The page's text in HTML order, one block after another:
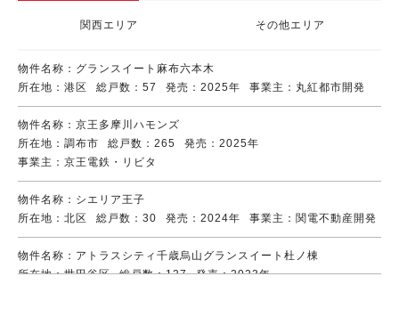
関西エリア その他エリア
グランスイート麻布六本木
港区
57 2025年 丸紅都市開発
京王多摩川ハモンズ
調布市
265
2025年
京王電鉄・リビタ
シエリア王子
北区
30 2024年 関電不動産開発
アトラスシティ千歳烏山グランスイート杜ノ棟
世田谷区
127
2023年